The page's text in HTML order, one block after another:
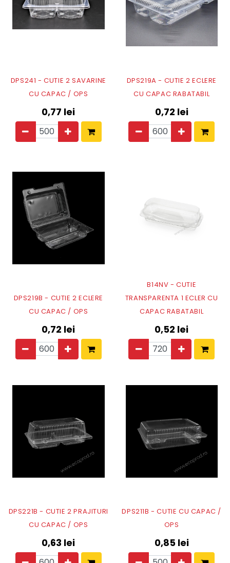
DPS241 - CUTIE 2 SAVARINE
CU CAPAC / OPS
0,77 lei
DPS219A - CUTIE 2 ECLERE
CU CAPAC RABATABIL
0,72 lei
DPS219B - CUTIE 2 ECLERE
CU CAPAC / OPS
0,72 lei
B14NV - CUTIE
TRANSPARENTA 1 ECLER CU
CAPAC RABATABIL
0,52 lei
DPS221B - CUTIE 2 PRAJITURI
CU CAPAC / OPS
0,63 lei
DPS211B - CUTIE CU CAPAC /
OPS
0,85lei